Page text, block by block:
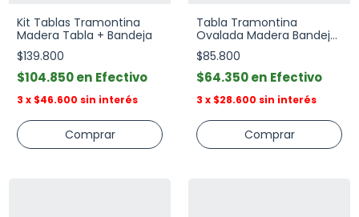
Kit Tablas Tramontina
Madera Tabla + Bandeja
$139.800
$104.850 Efectivo
3 x $46.600 sin interés
Tabla Tramontina
Ovalada Madera Bandeja
Servir
$85.800
$64.350 Efectivo
3 x $28.600 sin interés